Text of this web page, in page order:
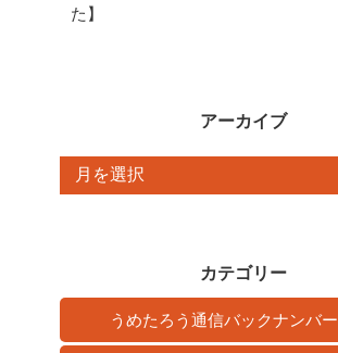
た】
アーカイブ
ー
カテゴリー
うめたろう通信バックナンバー